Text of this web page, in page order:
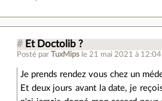
# Et Doctolib ?
Posté parTuxMips le 21 mai 2021 à 12:04
Je prends rendez vous chez un
Et deux jours avant la date, je